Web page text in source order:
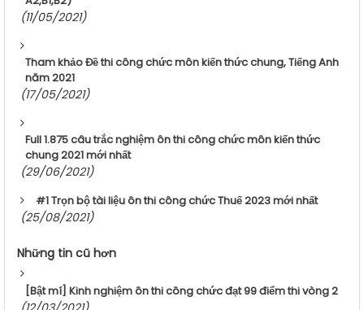
(11/05/2021)
Tham khảo Đề thi công chức môn kiến thức chung, Tiếng Anh
năm 2021
(17/05/2021)
Full 1.875 câu trắc nghiệm ôn thi công chức môn kiến thức
chung 2021 mới nhất
(29/06/2021)
#1 Trọn bộ tài liệu ôn thi công chức Thuế 2023 mới nhất
(25/08/2021)
Những tin cũ hơn
[Bật mí] Kinh nghiệm ôn thi công chức đạt 99 điểm thi vòng 2